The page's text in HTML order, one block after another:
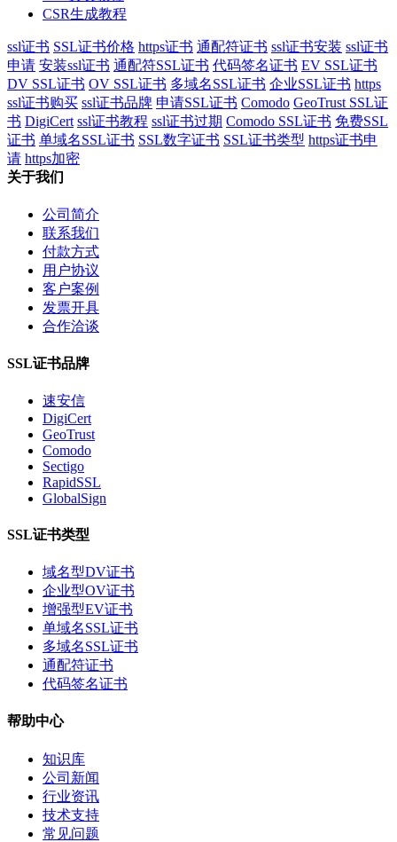
CSR生成教程
ssl证书 SSL证书价格 https证书 通配符证书 ssl证书安装 ssl证书
申请 安装ssl证书 通配符SSL证书 代码签名证书 EV SSL证书
DV SSL证书 OV SSL证书 多域名SSL证书 企业SSL证书 https
ssl证书购买 ssl证书品牌 申请SSL证书 Comodo GeoTrust SSL证
书 DigiCert ssl证书教程 ssl证书过期 Comodo SSL证书 免费SSL
证书 单域名SSL证书 SSL数字证书 SSL证书类型 https证书申
请 https加密
关于我们
公司简介
联系我们
付款方式
用户协议
客户案例
发票开具
合作洽谈
SSL证书品牌
速安信
DigiCert
GeoTrust
Comodo
Sectigo
RapidSSL
GlobalSign
SSL证书类型
域名型DV证书
企业型OV证书
增强型EV证书
单域名SSL证书
多域名SSL证书
通配符证书
代码签名证书
帮助中心
知识库
公司新闻
行业资讯
技术支持
常见问题